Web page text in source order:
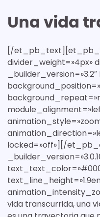
Una vida
[/
divider_weight=»4px»
locked=»off»][/
vida transcurrida, una